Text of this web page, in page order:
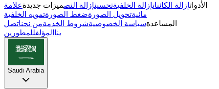
الأدواتإزالة الكائناتإزالة الخلفيةتحسينإزالة النصميزات جديدةعلامة
مائيةتحويل الصورةضغط الصورةتمويه الخلفية
المساعدةسياسة الخصوصيةشروط الخدمةمن نحناتصل
بنا المؤلفللمطورين
Saudi Arabia